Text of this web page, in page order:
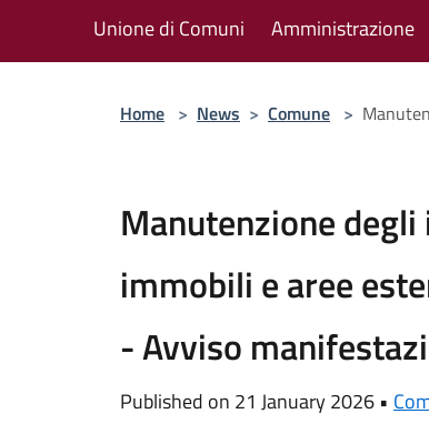
Unione di Comuni Amministrazione
Home > News > Comune >
Manutenzione
immobili e aree
- Avviso
Published on 21 January 2026 •